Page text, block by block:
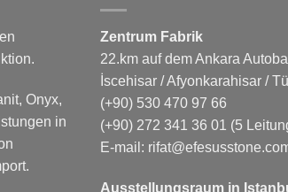
Onyx,
in
Zentrum Fabrik
22.km auf dem Ankara
İscehisar / Afyonkarahisar /
(+90) 530 470 97 66
(+90) 272 341 36 01 (5
E-mail:
Ausstellungsraum